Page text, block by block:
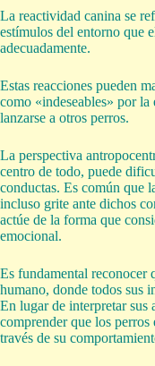
La reactividad canina se
estímulos del entorno que
adecuadamente.
Estas reacciones pueden
como «indeseables» por
lanzarse a otros perros.
La perspectiva
centro de todo, puede
conductas. Es común que
incluso grite ante dichos
actúe de la forma que
emocional.
Es fundamental reconocer
humano, donde todos sus
En lugar de interpretar sus
comprender que los perros
través de su